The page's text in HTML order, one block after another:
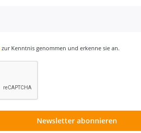
zur Kenntnis genommen und erkenne sie an.
Newsletter abonnieren